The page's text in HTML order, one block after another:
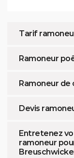
Tarif
Ramoneur
Ramoneur de
Devis
Entretenez
ramoneur